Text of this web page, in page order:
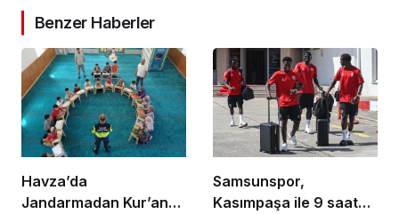
Benzer Haberler
Havza’da
Jandarmadan Kur’an
Samsunspor,
Kasımpaşa ile 9 saat